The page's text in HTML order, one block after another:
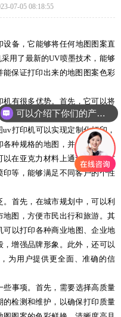
07-05 08:18:55
备，它能够将任何地图图案直
用了最新的UV喷墨技术，能够
保证打印出来的地图图案色彩
有很多优势。首先，它可以将
地图更具有立体感和透明感，
打印机可以实现定制化打印，
种规格的地图，并且可以根据
在亚克力材料上通过多种方式
等，能够满足不同客户的个性
首先，在城市规划中，可以利
图，方便市民出行和旅游。其
以打印各种商业地图、企业地
增强品牌形象。此外，还可以
为用户提供更全面、准确的信
事项。首先，需要选择高质量
检测和维护，以确保打印质量
可以介绍下你们的产品么